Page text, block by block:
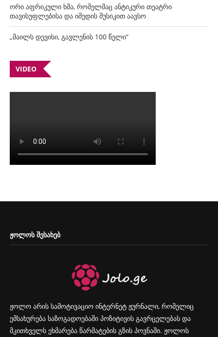
ორი აფრიკული ხმა, რომელმაც ანტიკური თეატრი
თავისუფლებისა და იმედის მუსიკით აავსო
„მაილს დევისი, გავლენის 100 წელი“
VIDEO
ᲟᲝᲚᲝᲡ ᲨᲔᲡᲐᲮᲔᲑ
ჟოლო არის სამოტივაციო ინტერნეტ ჟურნალი, რომელიც
ემსახურება საზოგადოებაში პოზიტივის გავრცელებას და
მკითხველს ეხმარება წარმატების გზის პოვნაში. ჟოლოს